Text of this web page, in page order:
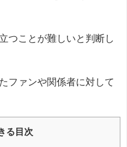
つことが難しいと判断し
ファンや関係者に対して
る目次